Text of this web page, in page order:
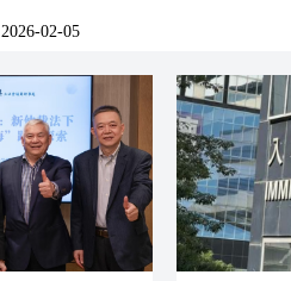
2026-02-05